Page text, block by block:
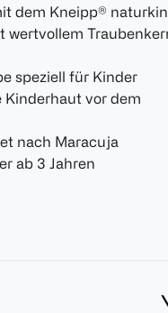
dem Kneipp®
wertvollem
speziell für Kinder
vor dem
nach Maracuja
ab 3 Jahren